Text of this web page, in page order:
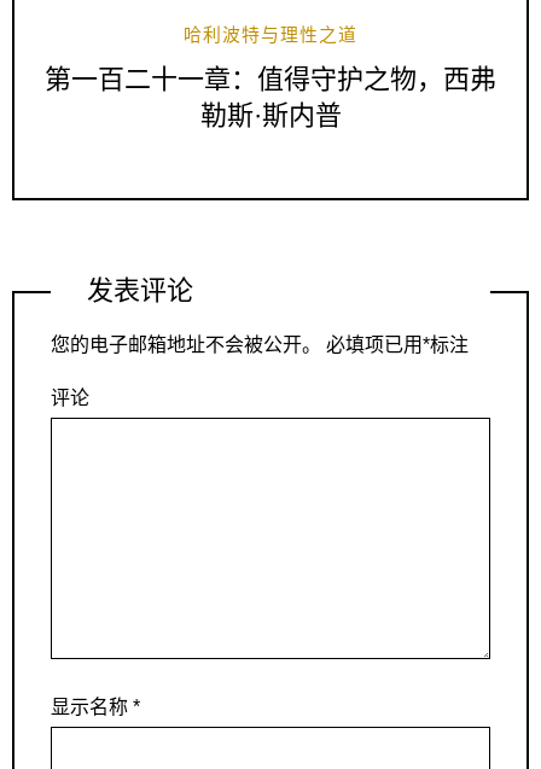
哈利波特与理性之道
第一百二十一章：值得守护之物，西弗
勒斯·斯内普
发表评论
您的电子邮箱地址不会被公开。 必填项已用*标注
评论
显示名称 *